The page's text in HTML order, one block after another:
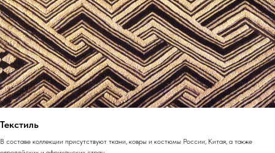
Текстиль
В составе коллекции присутствуют ткани, ковры и костюмы России, Китая, а также